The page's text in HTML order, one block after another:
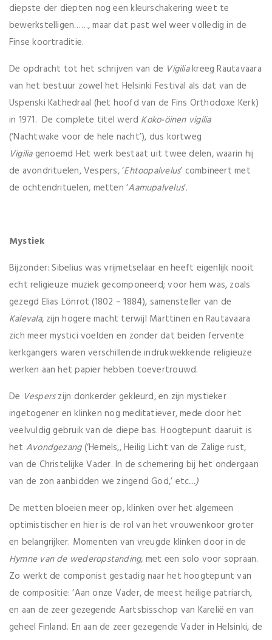
diepste der diepten nog een kleurschakering weet te
bewerkstelligen……, maar dat past wel weer volledig in de
Finse koortraditie.
De opdracht tot het schrijven van de Vigiliakreeg Rautavaara
van het bestuur zowel het Helsinki Festival als dat van de
Uspenski Kathedraal (het hoofd van de Fins Orthodoxe Kerk)
in 1971. De complete titel werd Koko-öinen vigilia
(‘Nachtwake voor de hele nacht’), dus kortweg
Vigiliagenoemd Het werk bestaat uit twee delen, waarin hij
de avondrituelen, Vespers, ‘Ehtoopalvelus’ combineert met
de ochtendrituelen, metten ‘Aamupalvelus’.
Mystiek
Bijzonder: Sibelius was vrijmetselaar en heeft eigenlijk nooit
echt religieuze muziek gecomponeerd; voor hem was, zoals
gezegd Elias Lönrot (1802 – 1884), samensteller van de
Kalevala, zijn hogere macht terwijl Marttinen en Rautavaara
zich meer mystici voelden en zonder dat beiden fervente
kerkgangers waren verschillende indrukwekkende religieuze
werken aan het papier hebben toevertrouwd.
De Vesperszijn donkerder gekleurd, en zijn mystieker
ingetogener en klinken nog meditatiever, mede door het
veelvuldig gebruik van de diepe bas. Hoogtepunt daaruit is
het Avondgezang(‘Hemels,, Heilig Licht van de Zalige rust,
van de Christelijke Vader. In de schemering bij het ondergaan
van de zon aanbidden we zingend God,’ etc…)
De metten bloeien meer op, klinken over het algemeen
optimistischer en hier is de rol van het vrouwenkoor groter
en belangrijker. Momenten van vreugde klinken door in de
Hymne van de wederopstanding, met een solo voor sopraan.
Zo werkt de componist gestadig naar het hoogtepunt van
de compositie: ‘Aan onze Vader, de meest heilige patriarch,
en aan de zeer gezegende Aartsbisschop van Karelië en van
geheel Finland. En aan de zeer gezegende Vader in Helsinki, de